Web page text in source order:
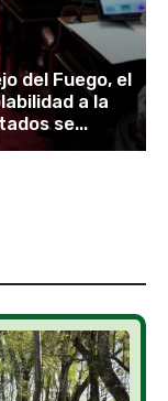
del Fuego, el
a la
se...